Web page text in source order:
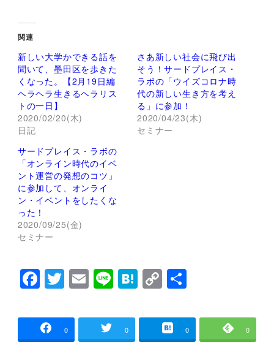
し
て
T
i
t
t
e
r
で
共
有
(
新
し
ウ
ィ
ン
ド
ウ
で
開
き
ま
す
)
で
共
有
る
に
ク
リ
て
く
だ
さ
い
(
新
ウ
開
き
ま
関連
新しい大学かできる話を
聞いて、墨田区を歩きた
くなった。【2月19日編
ヘラヘラ生きるヘラリス
トの一日】
2020/02/20(木)
日記
さあ新しい社会に飛び出
そう！サードプレイス・
ラボの「ウイズコロナ時
代の新しい生き方を考え
る」に参加！
2020/04/23(木)
セミナー
サードプレイス・ラボの
「オンライン時代のイベ
ント運営の発想のコツ」
に参加して、オンライ
ン・イベントをしたくな
った！
2020/09/25(金)
セミナー
F
c
e
T
tt
er
E
ai
l
Li
e
H
e
n
C
p
y
共
0 0 0 0